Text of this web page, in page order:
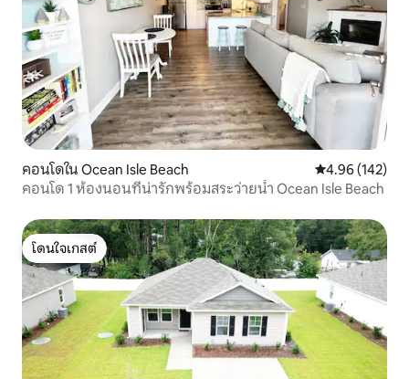
คอนโดใน Ocean Isle Beach คะแนนเฉลี่ย
4.96 (142)
คอนโด 1 ห้องนอนที่น่ารักพร้อมสระว่ายน้ำ Ocean Isle Beach
โดนใจเกสต์
โดนใจเกสต์